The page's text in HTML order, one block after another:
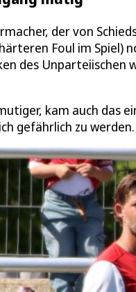
der von
Foul im Spiel)
des
kam auch das
gefährlich zu